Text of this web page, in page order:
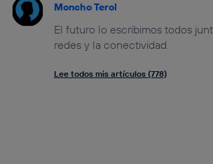
Moncho Terol
El futuro lo escribimos todos
redes y la conectividad.
Lee todos mis artículos (778)